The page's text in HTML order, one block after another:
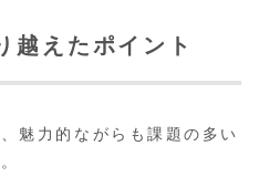
越えたポイント
魅力的ながらも課題の多い